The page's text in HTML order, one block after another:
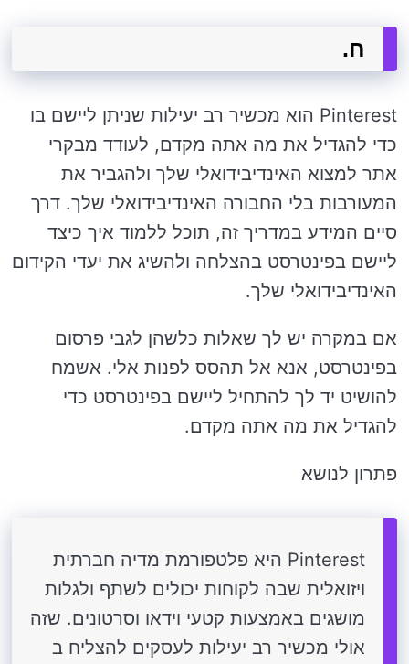
ח.
Pinterest הוא מכשיר רב יעילות שניתן ליישם בו
כדי להגדיל את מה אתה מקדם, לעודד מבקרי
אתר למצוא האינדיבידואלי שלך ולהגביר את
המעורבות בלי החבורה האינדיבידואלי שלך. דרך
סיים המידע במדריך זה, תוכל ללמוד איך כיצד
ליישם בפינטרסט בהצלחה ולהשיג את יעדי הקידום
האינדיבידואלי שלך.
אם במקרה יש לך שאלות כלשהן לגבי פרסום
בפינטרסט, אנא אל תהסס לפנות אלי. אשמח
להושיט יד לך להתחיל ליישם בפינטרסט כדי
להגדיל את מה אתה מקדם.
פתרון לנושא
Pinterest היא פלטפורמת מדיה חברתית
ויזואלית שבה לקוחות יכולים לשתף ולגלות
מושגים באמצעות קטעי וידאו וסרטונים. שזה
אולי מכשיר רב יעילות לעסקים להצליח ב